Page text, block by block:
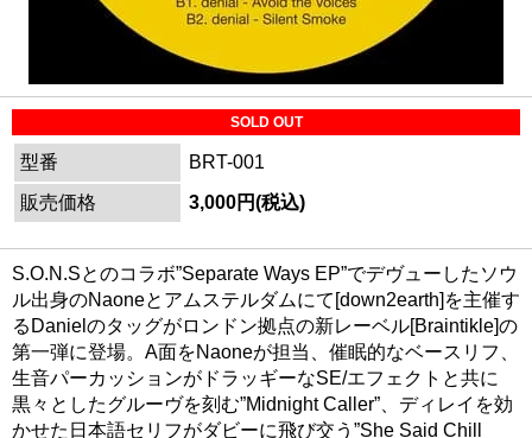
SOLD OUT
型番
BRT-001
販売価格
3,000円(税込)
S.O.N.Sとのコラボ”Separate Ways EP”でデヴューしたソウ
ル出身のNaoneとアムステルダムにて[down2earth]を主催す
るDanielのタッグがロンドン拠点の新レーベル[Braintikle]の
第一弾に登場。A面をNaoneが担当、催眠的なベースリフ、
生音パーカッションがドラッギーなSE/エフェクトと共に
黒々としたグルーヴを刻む”Midnight Caller”、ディレイを効
かせた日本語セリフがダビーに飛び交う”She Said Chill